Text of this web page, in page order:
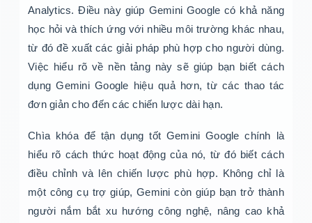
Analytics. Điều này giúp Gemini Google có khả năng
học hỏi và thích ứng với nhiều môi trường khác nhau,
từ đó đề xuất các giải pháp phù hợp cho người dùng.
Việc hiểu rõ về nền tảng này sẽ giúp bạn biết cách
dụng Gemini Google hiệu quả hơn, từ các thao tác
đơn giản cho đến các chiến lược dài hạn.
Chìa khóa để tận dụng tốt Gemini Google chính là
hiểu rõ cách thức hoạt động của nó, từ đó biết cách
điều chỉnh và lên chiến lược phù hợp. Không chỉ là
một công cụ trợ giúp, Gemini còn giúp bạn trở thành
người nắm bắt xu hướng công nghệ, nâng cao khả